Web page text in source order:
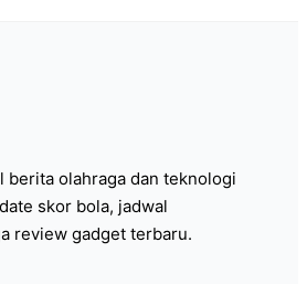
berita olahraga dan teknologi
skor bola, jadwal
review gadget terbaru.